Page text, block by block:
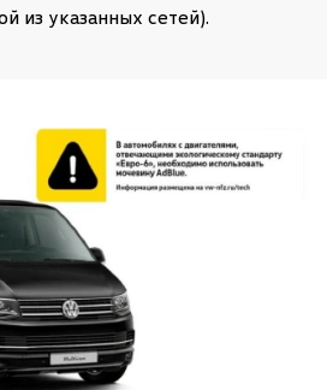
из указанных сетей).